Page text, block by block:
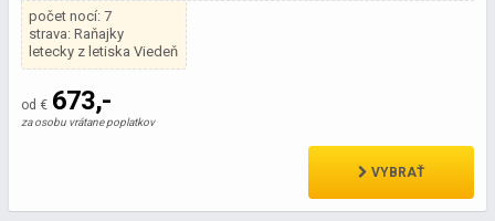
počet nocí: 7
strava: Raňajky
letecky z letiska Viedeň
od € 673,-
za osobu vrátane poplatkov
VYBRAŤ